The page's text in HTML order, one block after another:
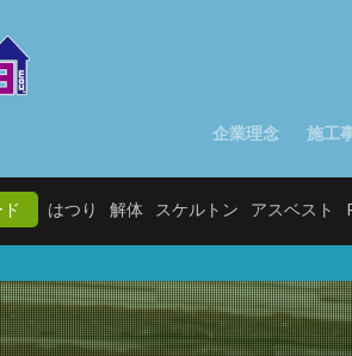
企業理念 施工
はつり 解体 スケルトン アスベスト